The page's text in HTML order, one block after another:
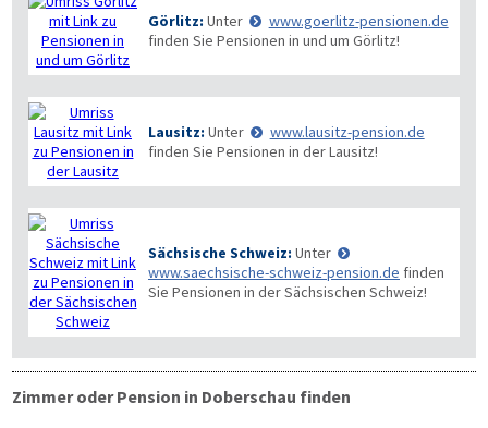
Görlitz: Unter
www.goerlitz-pensionen.de
finden Sie Pensionen in und um Görlitz!
Lausitz: Unter
www.lausitz-pension.de
finden Sie Pensionen in der Lausitz!
Sächsische Schweiz: Unter
www.saechsische-schweiz-pension.de finden
Sie Pensionen in der Sächsischen Schweiz!
Zimmer oder Pension in Doberschau finden